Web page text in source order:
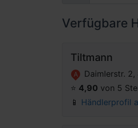
Verfügbare
Tiltmann
A
Daimlerstr.
⭐️ 4,90 von 5
📱 Händlerprofil